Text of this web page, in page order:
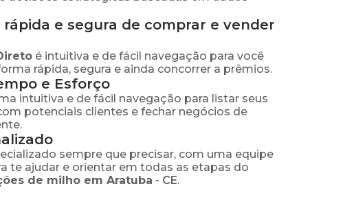
e segura de comprar e vender
é intuitiva e de fácil navegação para você
rápida, segura e ainda concorrer a prêmios.
e Esforço
intuitiva e de fácil navegação para listar seus
potenciais clientes e fechar negócios de
sempre que precisar, com uma equipe
te ajudar e orientar em todas as etapas do
de milho em Aratuba - CE.